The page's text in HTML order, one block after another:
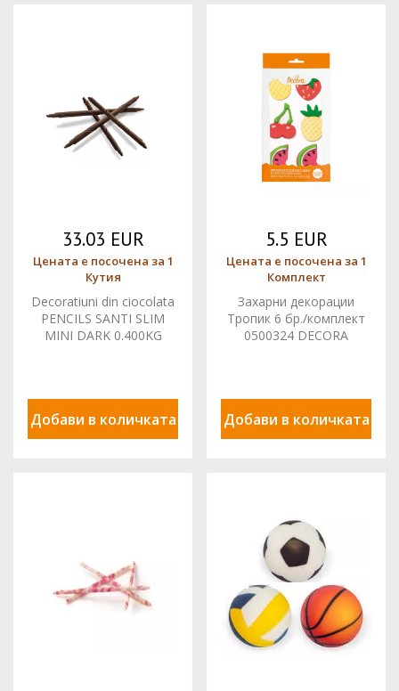
33.03 EUR
Цената е посочена за 1
Кутия
Decoratiuni din ciocolata
PENCILS SANTI SLIM
MINI DARK 0.400KG
Добави в количката
5.5 EUR
Цената е посочена за 1
Комплект
Захарни декорации
Тропик 6 бр./комплект
0500324 DECORA
Добави в количката